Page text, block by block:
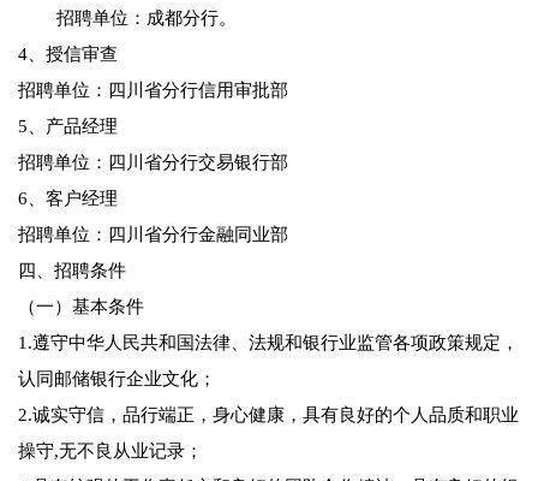
招聘单位：成都分行。
4、授信审查
招聘单位：四川省分行信用审批部
5、产品经理
招聘单位：四川省分行交易银行部
6、客户经理
招聘单位：四川省分行金融同业部
四、招聘条件
（一）基本条件
1.遵守中华人民共和国法律、法规和银行业监管各项政策规定，
认同邮储银行企业文化；
2.诚实守信，品行端正，身心健康，具有良好的个人品质和职业
操守,无不良从业记录；